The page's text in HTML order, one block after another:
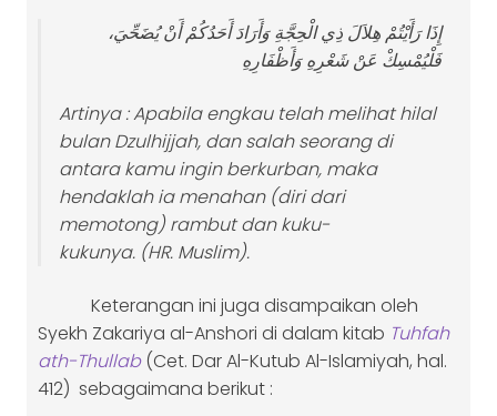
إِذَا رَأَيْتُمْ هِلاَلَ ذِي الْحِجَّةِ وَأَرَادَ أَحَدُكُمْ أَنْ يُضَحِّيَ،
فَلْيُمْسِكْ عَنْ شَعْرِهِ وَأَظْفَارِهِ
Artinya :Apabila engkau telah melihat hilal
bulan Dzulhijjah, dan salah seorang di
antara kamu ingin berkurban, maka
hendaklah ia menahan (diri dari
memotong) rambut dan kuku-
kukunya. (HR. Muslim).
Keterangan ini juga disampaikan oleh
Syekh Zakariya al-Anshori di dalam kitab Tuhfah
ath-Thullab (Cet. Dar Al-Kutub Al-Islamiyah, hal.
412) sebagaimana berikut :